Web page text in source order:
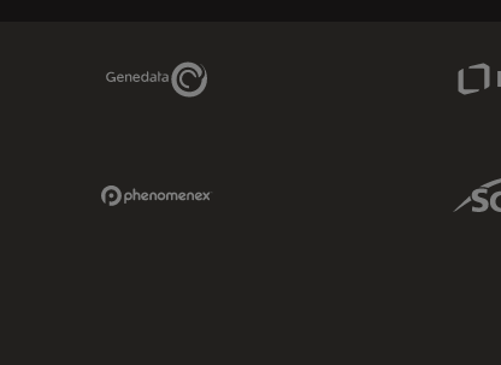
Genedata Link